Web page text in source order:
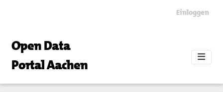
Einloggen
Open Data
Portal Aachen